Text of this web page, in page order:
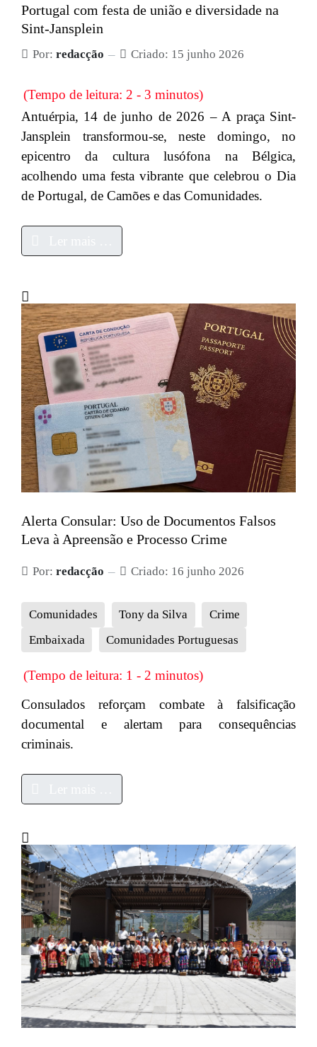
Portugal com festa de união e diversidade na
Sint-Jansplein
Por: redacção Criado: 15 junho 2026
(Tempo de leitura: 2 - 3 minutos)
Antuérpia, 14 de junho de 2026 – A praça Sint-
Jansplein transformou-se, neste domingo, no
epicentro da cultura lusófona na Bélgica,
acolhendo uma festa vibrante que celebrou o Dia
de Portugal, de Camões e das Comunidades.
Alerta Consular: Uso de Documentos Falsos
Leva à Apreensão e Processo Crime
Por: redacção Criado: 16 junho 2026
Comunidades Tony da Silva
Crime
Embaixada
Comunidades Portuguesas
(Tempo de leitura: 1 - 2 minutos)
Consulados reforçam combate à falsificação
documental e alertam para consequências
criminais.